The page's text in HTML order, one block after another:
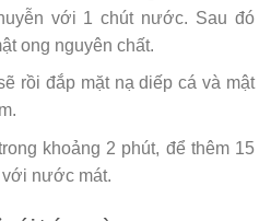
với 1 chút nước. Sau đó
ong nguyên chất.
rồi đắp mặt nạ diếp cá và mật
khoảng 2 phút, để thêm 15
nước mát.